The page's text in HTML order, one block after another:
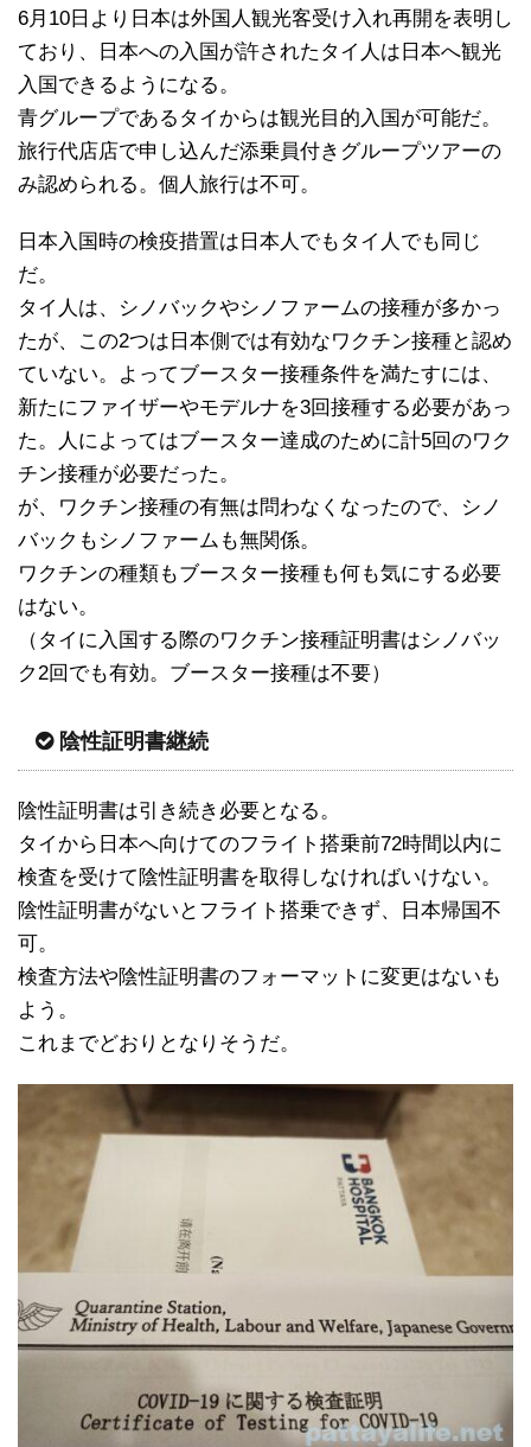
6月10日より日本は外国人観光客受け入れ再開を表明し
ており、日本への入国が許されたタイ人は日本へ観光
入国できるようになる。
青グループであるタイからは観光目的入国が可能だ。
旅行代店店で申し込んだ添乗員付きグループツアーの
み認められる。個人旅行は不可。
日本入国時の検疫措置は日本人でもタイ人でも同じ
だ。
タイ人は、シノバックやシノファームの接種が多かっ
たが、この2つは日本側では有効なワクチン接種と認め
ていない。よってブースター接種条件を満たすには、
新たにファイザーやモデルナを3回接種する必要があっ
た。人によってはブースター達成のために計5回のワク
チン接種が必要だった。
が、ワクチン接種の有無は問わなくなったので、シノ
バックもシノファームも無関係。
ワクチンの種類もブースター接種も何も気にする必要
はない。
（タイに入国する際のワクチン接種証明書はシノバッ
ク2回でも有効。ブースター接種は不要）
陰性証明書継続
陰性証明書は引き続き必要となる。
タイから日本へ向けてのフライト搭乗前72時間以内に
検査を受けて陰性証明書を取得しなければいけない。
陰性証明書がないとフライト搭乗できず、日本帰国不
可。
検査方法や陰性証明書のフォーマットに変更はないも
よう。
これまでどおりとなりそうだ。